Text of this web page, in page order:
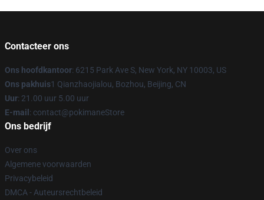
Contacteer ons
Ons hoofdkantoor: 6215 Park Ave S, New York, NY 10003, US
Ons pakhuis1 Qianzhaojialou, Bozhou, Beijing, CN
Uur: 21.00 uur 5.00 uur
E-mail : contact@pokimaneStore
Ons bedrijf
Over ons
Algemene voorwaarden
Privacybeleid
DMCA - Auteursrechtbeleid